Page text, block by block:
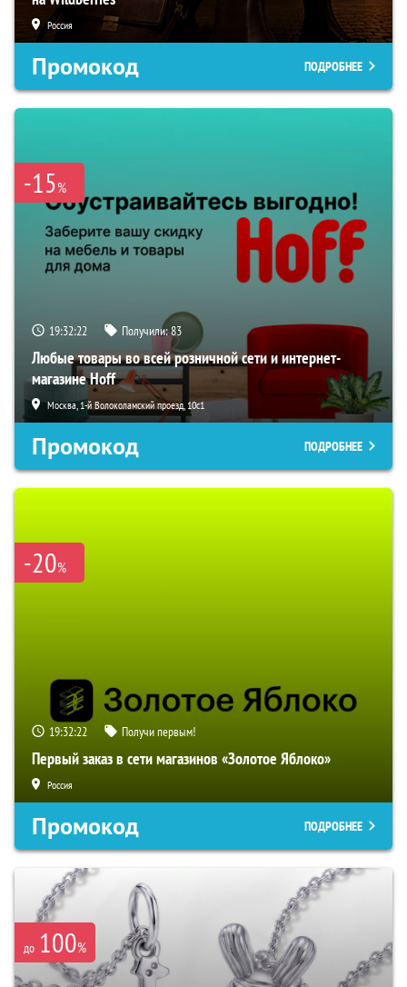
Россия
Промокод ПОДРОБНЕЕ
-15%
19:32:21 Получили:83
Любые товары во всей розничной сети и интернет-
магазине Hoff
Москва, 1-й Волоколамский проезд, 10с1
Промокод ПОДРОБНЕЕ
-20%
19:32:21 Получи первым!
Первый заказ в сети магазинов «Золотое Яблоко»
Россия
Промокод ПОДРОБНЕЕ
до 100%